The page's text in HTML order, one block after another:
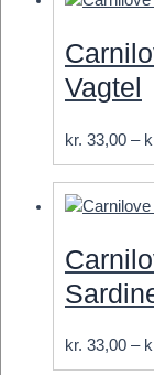
Vagtel
kr. 33,00 –
kr. 33,00 –